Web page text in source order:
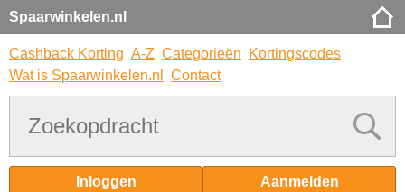
Spaarwinkelen.nl
Cashback Korting A-Z Categorieën
Kortingscodes
Wat is Spaarwinkelen.nl
Contact
Inloggen Aanmelden